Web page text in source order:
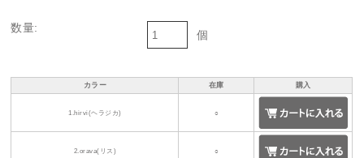
数量:
個
カラー 在庫 購入
1.hirvi(ヘラジカ) ○
2.orava(リス) ○